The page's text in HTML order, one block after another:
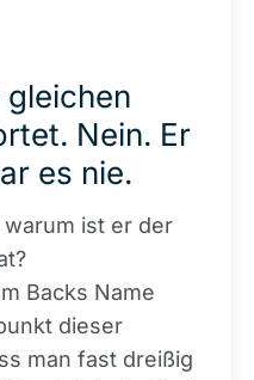
Nein. Er
es nie.
warum ist er der
Backs Name
dieser
man fast dreißig